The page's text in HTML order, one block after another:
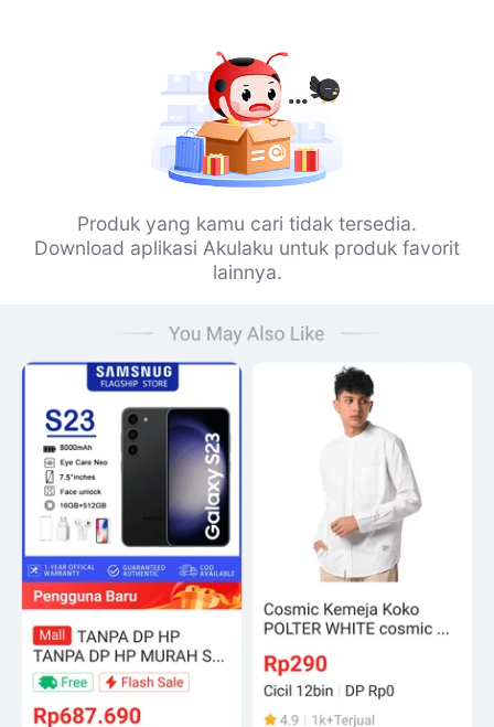
Produk yang kamu cari tidak tersedia.
Download aplikasi Akulaku untuk produk favorit
lainnya.